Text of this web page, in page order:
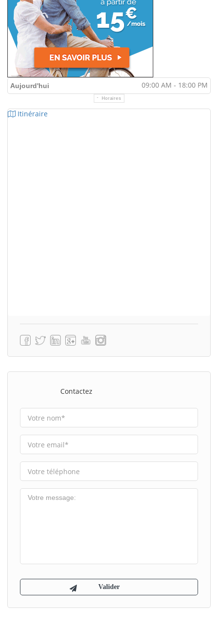
Aujourd'hui 09:00 AM - 18:00 PM
Horaires
Itinéraire
Contactez